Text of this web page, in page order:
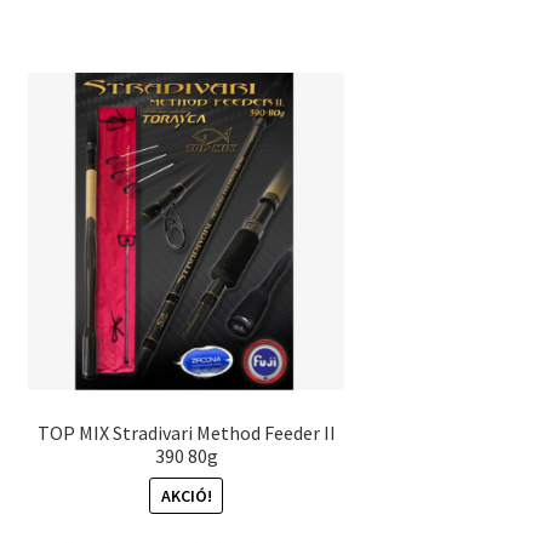
990 Ft.
TOP MIX Stradivari Method Feeder II
390 80g
AKCIÓ!